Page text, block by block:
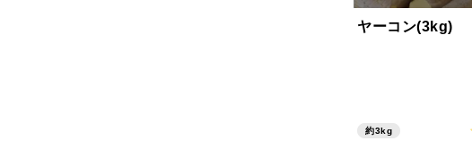
ヤーコン(3kg)
約3kg